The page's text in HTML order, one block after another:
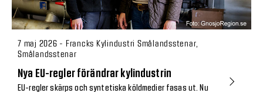
7 maj 2026 - Francks Kylindustri Smålandsstenar,
Smålandsstenar
Nya EU-regler förändrar kylindustrin
EU-regler skärps och syntetiska köldmedier fasas ut. Nu